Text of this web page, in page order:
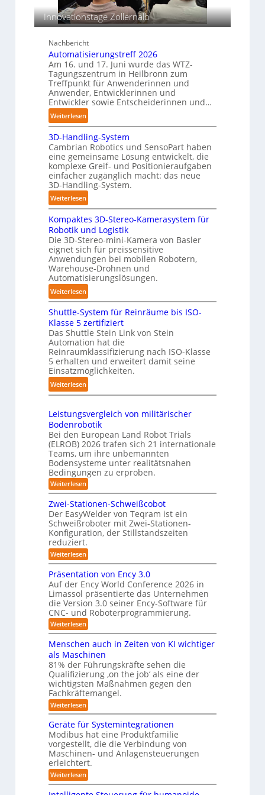
e
a
h
n
c
h
n
e
n
p
e
r
C
o
b
o
t
o
s
i
s
b
e
s
t
ä
n
d
i
g
e
P
o
l
y
m
e
r
l
a
g
e
ü
r
T
a
u
c
h
b
o
t
e
r
Innovationstage Zollernalb
Nachbericht
Automatisierungstreff 2026
Am 16. und 17. Juni wurde das WTZ-
Tagungszentrum in Heilbronn zum
Treffpunkt für Anwenderinnen und
Anwender, Entwicklerinnen und
Entwickler sowie Entscheiderinnen und…
Weiterlesen:
A
u
t
o
m
a
t
i
s
i
e
r
u
n
g
s
r
e
f
f
2
0
2
6
3D-Handling-System
Cambrian Robotics und SensoPart haben
eine gemeinsame Lösung entwickelt, die
komplexe Greif- und Positionieraufgaben
einfacher zugänglich macht: das neue
3D-Handling-System.
Weiterlesen:
3
D
-
H
a
n
d
l
i
n
g
-
S
y
s
t
e
Kompaktes 3D-Stereo-Kamerasystem für
Robotik und Logistik
Die 3D-Stereo-mini-Kamera von Basler
eignet sich für preissensitive
Anwendungen bei mobilen Robotern,
Warehouse-Drohnen und
Automatisierungslösungen.
Weiterlesen:
K
o
m
p
a
k
t
e
s
D
-
S
t
e
r
e
o
-
K
a
m
e
r
a
s
y
s
t
e
f
ü
r
R
o
b
o
t
i
k
u
n
d
Shuttle-System für Reinräume bis ISO-
Klasse 5 zertifiziert
Das Shuttle Stein Link von Stein
Automation hat die
Reinraumklassifizierung nach ISO-Klasse
5 erhalten und erweitert damit seine
Einsatzmöglichkeiten.
Weiterlesen:
S
u
t
t
l
e
-
S
y
s
t
e
f
ü
r
R
e
i
n
r
ä
u
m
e
b
i
s
S
O
-
K
l
Leistungsvergleich von militärischer
Bodenrobotik
Bei den European Land Robot Trials
(ELROB) 2026 trafen sich 21 internationale
Teams, um ihre unbemannten
Bodensysteme unter realitätsnahen
Bedingungen zu erproben.
Weiterlesen:
L
e
i
s
t
u
g
s
v
e
r
g
l
e
i
c
h
v
o
n
m
i
l
i
t
ä
r
i
s
c
h
e
r
B
o
Zwei-Stationen-Schweißcobot
Der EasyWelder von Teqram ist ein
Schweißroboter mit Zwei-Stationen-
Konfiguration, der Stillstandszeiten
reduziert.
Weiterlesen:
Z
w
e
i
-
S
t
a
t
i
o
n
e
n
-
S
c
h
w
i
ß
c
o
b
o
t
Präsentation von Ency 3.0
Auf der Ency World Conference 2026 in
Limassol präsentierte das Unternehmen
die Version 3.0 seiner Ency-Software für
CNC- und Roboterprogrammierung.
Weiterlesen:
P
ä
s
e
n
t
a
t
i
o
n
v
o
n
E
n
c
y
Menschen auch in Zeiten von KI wichtiger
als Maschinen
81% der Führungskräfte sehen die
Qualifizierung ‚on the job‘ als eine der
wichtigsten Maßnahmen gegen den
Fachkräftemangel.
Weiterlesen:
M
n
s
c
h
e
n
a
u
Geräte für Systemintegrationen
Modibus hat eine Produktfamilie
vorgestellt, die die Verbindung von
Maschinen- und Anlagensteuerungen
erleichtert.
Weiterlesen:
G
e